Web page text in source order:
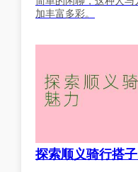
加丰富多彩。
探索顺义骑行搭